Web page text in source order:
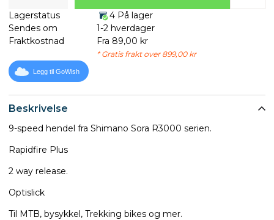
Beskrivelse
9-speed hendel fra Shimano Sora R3000 serien.
Rapidfire Plus
2 way release.
Optislick
​Til MTB, bysykkel, Trekking bikes og mer.
Lagerstatus
4 På lager
Sendes om
1-2 hverdager
Fraktkostnad
Fra 89,00 kr
* Gratis frakt over 899,00 kr
Legg til GoWish